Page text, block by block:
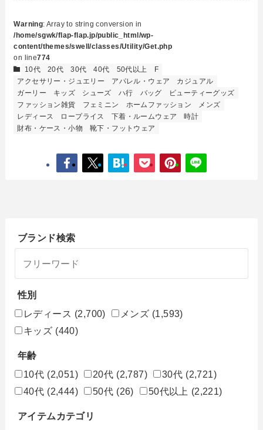
Warning: Array to string conversion in
/home/sgwk/flap-flap.jp/public_html/wp-
content/themes/swell/classes/Utility/Get.php
on line774
10代
20代 30代 40代 50代以上
F
アクセサリー・ジュエリー
アパレル・ウェア
カジュアル
ガーリー
キッズ シューズ ハ行 バッグ
ビューティーグッズ
ファッション雑貨
フェミニン ホームファッション
メンズ
レディース
ロープライス 下着・ルームウェア
時計
財布・ケース・小物
靴下・フットウェア
ブランド検索
性別
レディース (2,700) メンズ (1,593)
キッズ (440)
年齢
10代 (2,051) 20代 (2,787) 30代 (2,721)
40代 (2,444) 50代 (26) 50代以上 (2,221)
アイテムカテゴリ